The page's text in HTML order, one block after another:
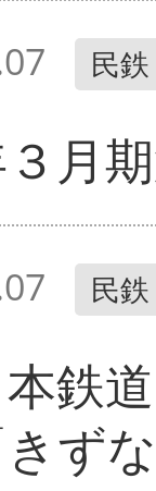
民
３月
民
本鉄
ず